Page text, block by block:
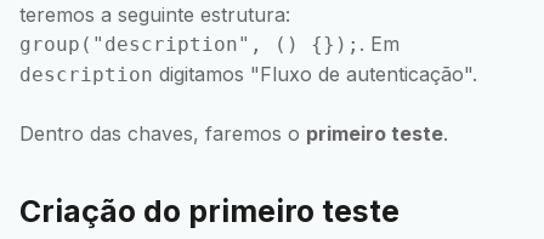
teremos a seguinte estrutura:
group("description", () {}); . Em
description digitamos "Fluxo de autenticação".
Dentro das chaves, faremos o primeiro teste.
Criação do primeiro teste